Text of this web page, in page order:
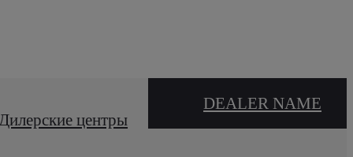
Дилерские центры
DEALER NAME